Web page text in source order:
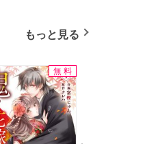
もっと見る
無料